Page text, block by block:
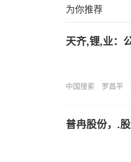
为你推荐
天齐,锂,业：
中国搜索 罗昌平
普冉股份，.